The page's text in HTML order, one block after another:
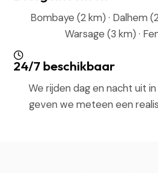
Bombaye (2 km) · Dalhem
Warsage (3 km) ·
24/7 beschikbaar
We rijden dag en nacht uit
geven we meteen een